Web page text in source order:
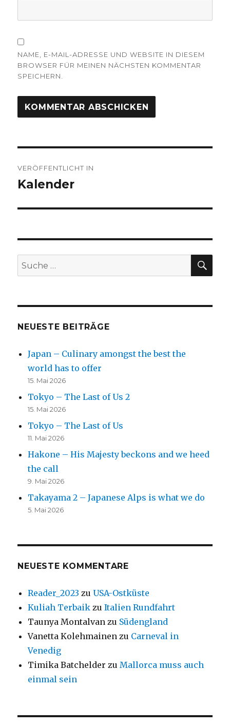
NAME, E-MAIL-ADRESSE UND WEBSITE IN DIESEM
BROWSER FÜR MEINEN NÄCHSTEN KOMMENTAR
SPEICHERN.
VERÖFFENTLICHT IN
Kalender
Suche
nach:
NEUESTE BEITRÄGE
Japan – Culinary amongst the best the
world has to offer
15. Mai 2026
Tokyo – The Last of Us 2
15. Mai 2026
Tokyo – The Last of Us
11. Mai 2026
Hakone – His Majesty beckons and we heed
the call
9. Mai 2026
Takayama 2 – Japanese Alps is what we do
5. Mai 2026
NEUESTE KOMMENTARE
Reader_2023 zuUSA-Ostküste
Kuliah Terbaik zuItalien Rundfahrt
Taunya Montalvan zu Südengland
Vanetta Kolehmainen zu Carneval in
Venedig
Timika Batchelder zuMallorca muss auch
einmal sein